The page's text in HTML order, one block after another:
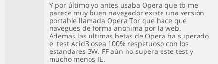
Y por último yo antes usaba Opera que tb me
parece muy buen navegador existe una versión
portable llamada Opera Tor que hace que
navegues de forma anonima por la web.
Ademas las ultimas betas de Opera ha superado
el test Acid3 osea 100% respetuoso con los
estandares 3W. FF aún no supera este test y
mucho menos IE.